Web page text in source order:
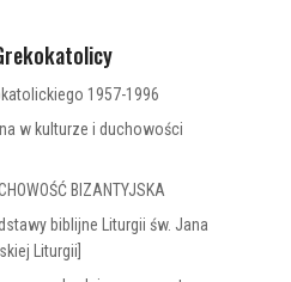
1957-1996
w kulturze i duchowości
BIZANTYJSKA
biblijne Liturgii św. Jana
Liturgii]